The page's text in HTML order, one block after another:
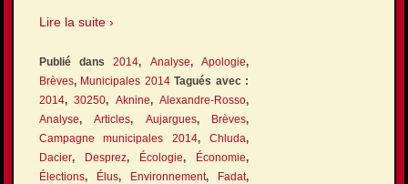
Lire la suite ›
Publié dans2014, Analyse,Apologie,
Brèves, Municipales 2014Tagués avec :
2014,30250, Aknine,Alexandre-Rosso,
Analyse,Articles, Aujargues, Brèves,
Campagne municipales 2014,Chluda,
Dacier, Desprez, Écologie, Économie,
Élections, Élus, Environnement, Fadat,